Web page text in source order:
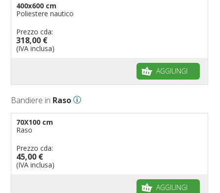
400x600 cm
Poliestere nautico
Prezzo cda:
318,00 €
(IVA inclusa)
AGGIUNGI
Bandiere in Raso
70X100 cm
Raso
Prezzo cda:
45,00 €
(IVA inclusa)
AGGIUNGI